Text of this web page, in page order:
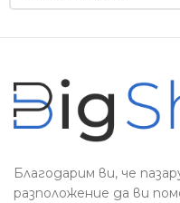
Благодарим ви, че
разположение да ви